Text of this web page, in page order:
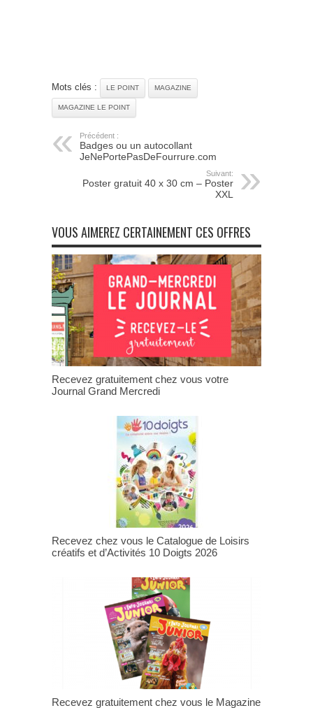
Mots clés : LE POINT MAGAZINE
MAGAZINE LE POINT
Précédent :
Badges ou un autocollant
JeNePortePasDeFourrure.com
Suivant:
Poster gratuit 40 x 30 cm – Poster
XXL
VOUS AIMEREZ CERTAINEMENT CES OFFRES
Recevez gratuitement chez vous votre
Journal Grand Mercredi
Recevez chez vous le Catalogue de Loisirs
créatifs et d’Activités 10 Doigts 2026
Recevez gratuitement chez vous le Magazine